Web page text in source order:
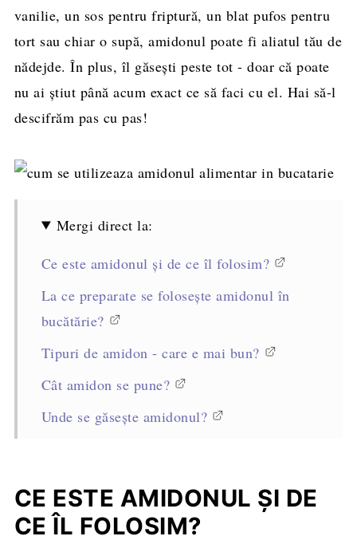
vanilie, un sos pentru friptură, un blat pufos pentru
tort sau chiar o supă, amidonul poate fi aliatul tău de
nădejde. În plus, îl găsești peste tot - doar că poate
nu ai știut până acum exact ce să faci cu el. Hai să-l
descifrăm pas cu pas!
Mergi direct la:
Ce este amidonul și de ce îl folosim?
La ce preparate se folosește amidonul în
bucătărie?
Tipuri de amidon - care e mai bun?
Cât amidon se pune?
Unde se găsește amidonul?
Este bun amidonul pentru diabetici? Ridică
glicemia?
CE ESTE AMIDONUL ȘI DE
CE ÎL FOLOSIM?